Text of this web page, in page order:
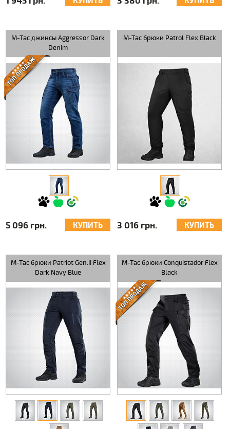
M-Tac джинсы Aggressor Dark
Denim
5 096 грн. КУПИТЬ
M-Tac брюки Patrol Flex Black
3 016 грн. КУПИТЬ
M-Tac брюки Patriot Gen.II Flex
Dark Navy Blue
M-Tac брюки Conquistador Flex
Black